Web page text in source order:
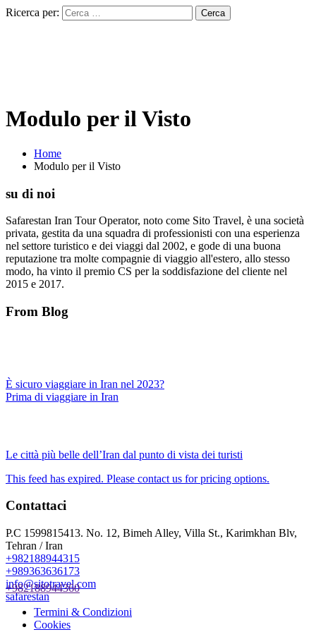
Ricerca per:
Modulo per il Visto
Home
Modulo per il Visto
su di noi
Safarestan Iran Tour Operator, noto come Sito Travel, è una società
privata, gestita da una squadra di professionisti con una esperienza
nel settore turistico e dei viaggi dal 2002, e gode di una buona
reputazione tra molte compagnie di viaggio all'estero, allo stesso
modo, ha vinto il premio CS per la soddisfazione del cliente nel
2015 e 2017.
From Blog
È sicuro viaggiare in Iran nel 2023?
Prima di viaggiare in Iran
Le città più belle dell’Iran dal punto di vista dei turisti
This feed has expired. Please contact us for pricing options.
Contattaci
P.C 1599815413. No. 12, Bimeh Alley, Villa St., Karimkhan Blv,
Tehran / Iran
+982188944315
+989363636173
info@sitotravel.com
safarestan
+982188944360
Termini & Condizioni
Cookies